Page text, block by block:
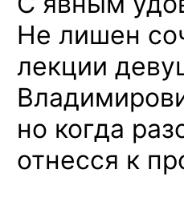
Не лишен
лекции
но когда
отнесся к